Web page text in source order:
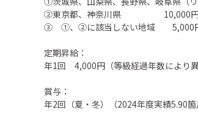
②東京都、神奈川県 10,000
③ ①、②に該当しない地域 5,000
定期昇給：
年1回 4,000円（等級経過年数により異
賞与：
年2回（夏・冬）（2024年度実績5.90箇